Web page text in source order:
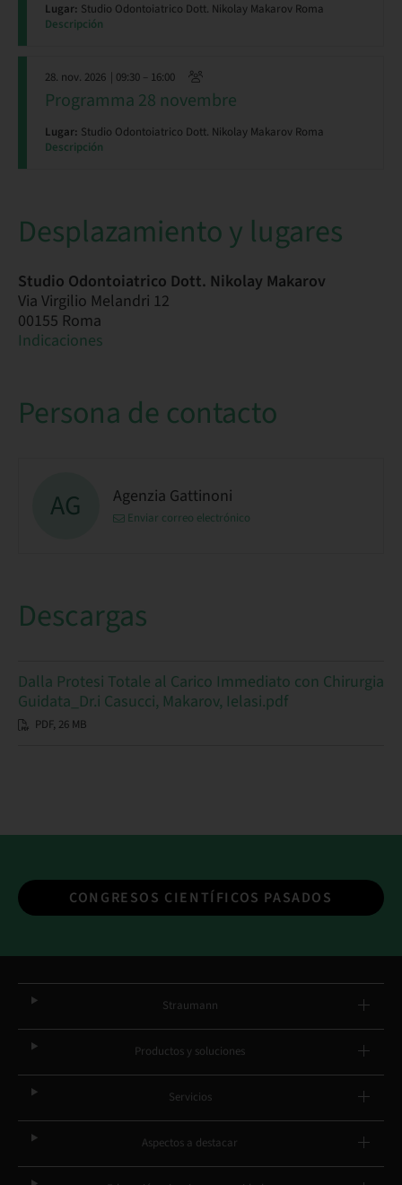
Lugar: Studio Odontoiatrico Dott. Nikolay Makarov Roma
Descripción
28. nov. 2026 | 09:30 – 16:00
Programma 28 novembre
Lugar: Studio Odontoiatrico Dott. Nikolay Makarov Roma
Descripción
Desplazamiento y lugares
Studio Odontoiatrico Dott. Nikolay Makarov
Via Virgilio Melandri 12
00155 Roma
Indicaciones
Persona de contacto
AG Agenzia Gattinoni
Enviar correo electrónico
Descargas
Dalla Protesi Totale al Carico Immediato con Chirurgia
Guidata_Dr.i Casucci, Makarov, Ielasi.pdf
PDF, 26 MB
CONGRESOS CIENTÍFICOS PASADOS
Straumann
Productos y soluciones
Servicios
Aspectos a destacar